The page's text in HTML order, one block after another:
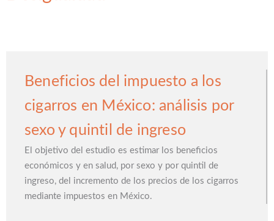
Beneficios del impuesto a los
cigarros en México: análisis por
sexo y quintil de ingreso
El objetivo del estudio es estimar los beneficios
económicos y en salud, por sexo y por quintil de
ingreso, del incremento de los precios de los cigarros
mediante impuestos en México.